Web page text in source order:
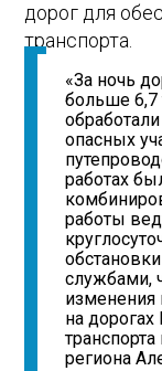
дорог для
транспорта.
«За ночь
больше 6,7
опасных
работах
работы
службами,
изменения
на
региона